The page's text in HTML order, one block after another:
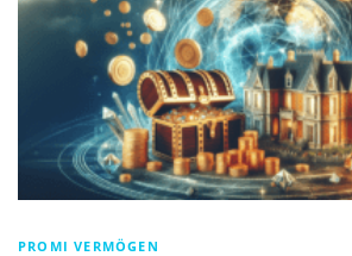
PROMI VERMÖGEN